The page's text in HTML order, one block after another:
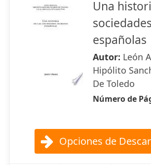
Una
españolas
Autor: León
Hipólito
De Toledo
Número de
Opciones de